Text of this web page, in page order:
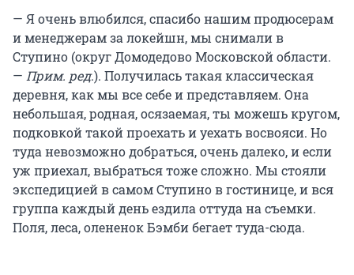
— Я очень влюбился, спасибо нашим продюсерам
и менеджерам за локейшн, мы снимали в
Ступино (округ Домодедово Московской области.
— Прим. ред.). Получилась такая классическая
деревня, как мы все себе и представляем. Она
небольшая, родная, осязаемая, ты можешь кругом,
подковкой такой проехать и уехать восвояси. Но
туда невозможно добраться, очень далеко, и если
уж приехал, выбраться тоже сложно. Мы стояли
экспедицией в самом Ступино в гостинице, и вся
группа каждый день ездила оттуда на съемки.
Поля, леса, олененок Бэмби бегает туда-сюда.